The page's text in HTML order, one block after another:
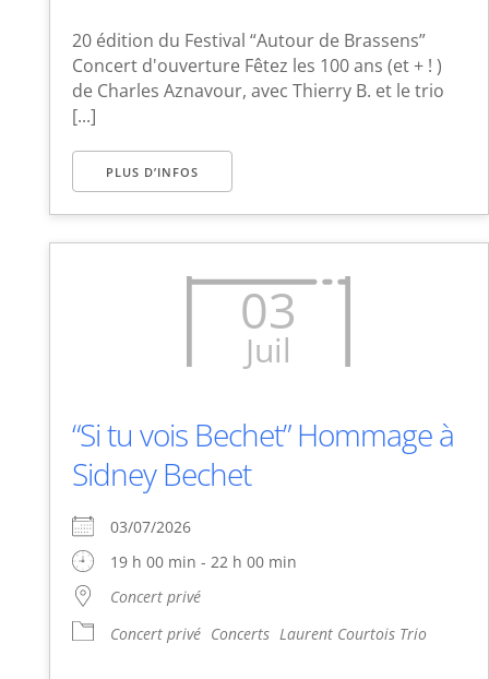
20 édition du Festival “Autour de Brassens”
Concert d'ouverture Fêtez les 100 ans (et + ! )
de Charles Aznavour, avec Thierry B. et le trio
[...]
PLUS D’INFOS
03
Juil
“Si tu vois Bechet” Hommage à
Sidney Bechet
03/07/2026
19 h 00 min - 22 h 00 min
Concert privé
Concert privé Concerts Laurent Courtois Trio